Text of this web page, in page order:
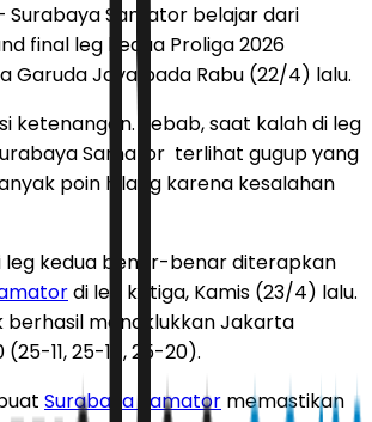
Surabaya Samator belajar dari
final leg kedua Proliga 2026
Garuda Jaya pada Rabu (22/4) lalu.
ketenangan. Sebab, saat kalah di leg
Samator terlihat gugup yang
poin hilang karena kesalahan
leg kedua benar-benar diterapkan
di leg ketiga, Kamis (23/4) lalu.
berhasil menaklukkan Jakarta
(25-11, 25-17, 25-20).
Surabaya Samator memastikan